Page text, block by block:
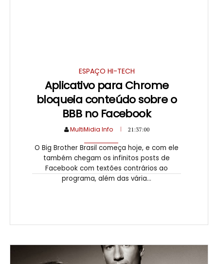
ESPAÇO HI-TECH
Aplicativo para Chrome
bloqueia conteúdo sobre o
BBB no Facebook
MultiMidia Info 21:37:00
O Big Brother Brasil começa hoje, e com ele
também chegam os infinitos posts de
Facebook com textões contrários ao
programa, além das vária...